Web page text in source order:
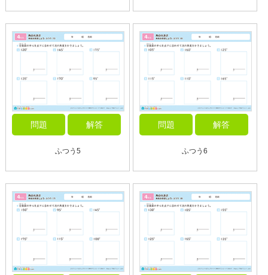
問題 解答
ふつう5
問題 解答
ふつう6